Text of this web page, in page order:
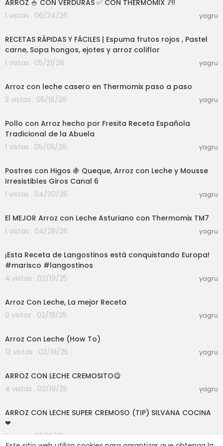
es
Horno Pirolíticohttps://bit.ly/hlb840p07
Microondas con grillhttps://bit.ly/mlc84407
Envasadora código único https://bit.ly/vs152gs0
7
0007
Horno Pirolítico MaestroPizza
qa
Campana vertical (Opción A)https://bit.ly/3eJu
Sll
Frigorífico columna
Contacto: anna@annarecetasfaciles.com
ARROZ 🍚 CON VERDURAS ✅ CON THERMOMIX 7!!
1 vistas . 06/24/26
yagru
RECETAS RÁPIDAS Y FÁCILES | Espuma frutos rojos , Pastel
carne, Sopa hongos, ejotes y arroz coliflor
1 vistas . 05/21/26
yagru
Arroz con leche casero en Thermomix paso a paso
2 vistas . 05/16/26
yagru
Pollo con Arroz hecho por Fresita Receta Española
Tradicional de la Abuela
1 vistas . 05/05/26
yagru
Postres con Higos 🍇 Queque, Arroz con Leche y Mousse
Irresistibles Giros Canal 6
1 vistas . 04/30/26
yagru
El MEJOR Arroz con Leche Asturiano con Thermomix TM7
1 vistas . 04/28/26
yagru
¡Esta Receta de Langostinos está conquistando Europa!
#marisco #langostinos
4 vistas . 02/19/25
yagru
Arroz Con Leche, La mejor Receta
9 vistas . 02/19/25
yagru
Arroz Con Leche (How To)
13 vistas . 02/19/25
yagru
ARROZ CON LECHE CREMOSITO😋
4 vistas . 02/19/25
yagru
ARROZ CON LECHE SUPER CREMOSO (TIP) SILVANA COCINA
❤
1 vistas . 02/19/25